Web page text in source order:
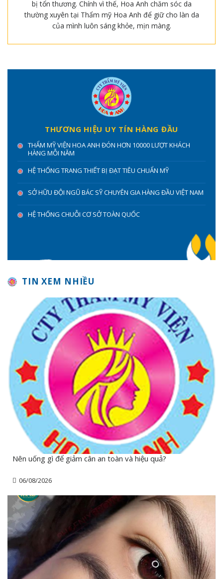
bị tổn thương. Chính vì thế, Hoa Anh chăm sóc da
thường xuyên tại Thẩm mỹ Hoa Anh để giữ cho làn da
của mình luôn sáng khỏe, mịn màng.
THƯƠNG HIỆU UY TÍN HÀNG ĐẦU
THẨM MỸ VIỆN HOA ANH ĐÓN HƠN 10000 LƯỢT KHÁCH
HÀNG MỖI NĂM
HỆ THỐNG TRANG THIẾT BỊ ĐẠT TIÊU CHUẨN MỸ
SỞ HỮU ĐỘI NGŨ BÁC SỸ CHUYÊN GIA HÀNG ĐẦU VIỆT NAM
HỆ THỐNG CHUỖI CƠ SỞ TOÀN QUỐC
TIN XEM NHIỀU
Nên uống gì để giảm cân an toàn và hiệu quả?
06/08/2026